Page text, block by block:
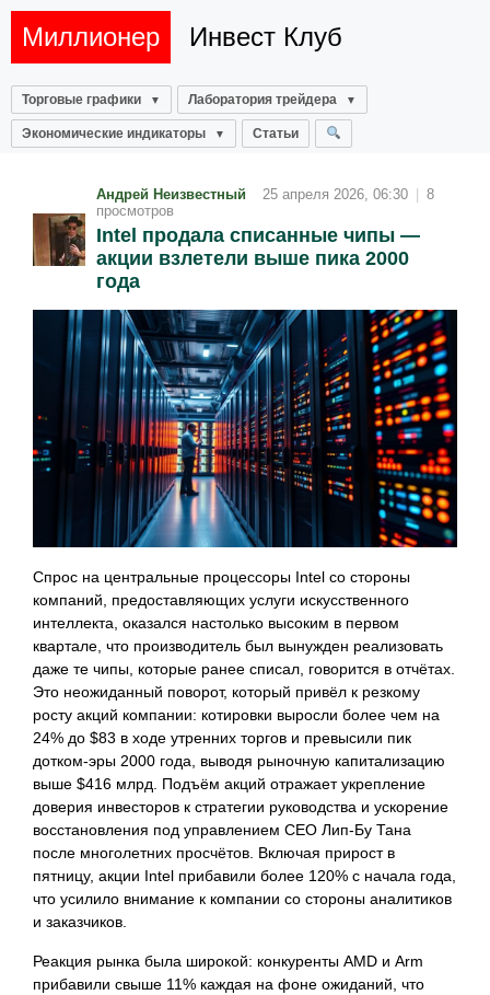
Миллионер Инвест Клуб
Торговые графики Лаборатория трейдера
Экономические индикаторы Статьи
Андрей Неизвестный 25 апреля 2026, 06:30
8
просмотров
Intel продала списанные чипы —
акции взлетели выше пика 2000
года
Спрос на центральные процессоры Intel со стороны
компаний, предоставляющих услуги искусственного
интеллекта, оказался настолько высоким в первом
квартале, что производитель был вынужден реализовать
даже те чипы, которые ранее списал, говорится в отчётах.
Это неожиданный поворот, который привёл к резкому
росту акций компании: котировки выросли более чем на
24% до $83 в ходе утренних торгов и превысили пик
дотком-эры 2000 года, выводя рыночную капитализацию
выше $416 млрд. Подъём акций отражает укрепление
доверия инвесторов к стратегии руководства и ускорение
восстановления под управлением CEO Лип-Бу Тана
после многолетних просчётов. Включая прирост в
пятницу, акции Intel прибавили более 120% с начала года,
что усилило внимание к компании со стороны аналитиков
и заказчиков.
Реакция рынка была широкой: конкуренты AMD и Arm
прибавили свыше 11% каждая на фоне ожиданий, что